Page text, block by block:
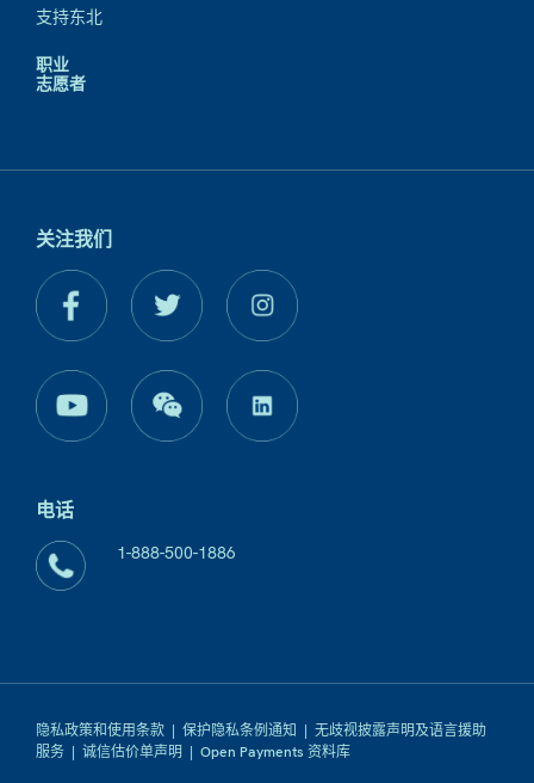
支持东北
职业
志愿者
关注我们
电话
1-888-500-1886
隐私政策和使用条款 | 保护隐私条例通知 | 无歧视披露声明及语言援助
服务 | 诚信估价单声明 | Open Payments 资料库